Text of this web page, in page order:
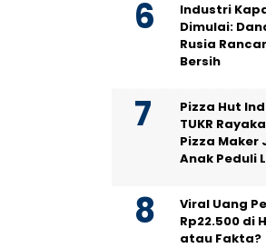
Industri
Dimulai:
Rusia
Bersih
Pizza Hut
TUKR
Pizza Maker
Anak Peduli
Viral Uang
Rp22.500 di
atau Fakta?